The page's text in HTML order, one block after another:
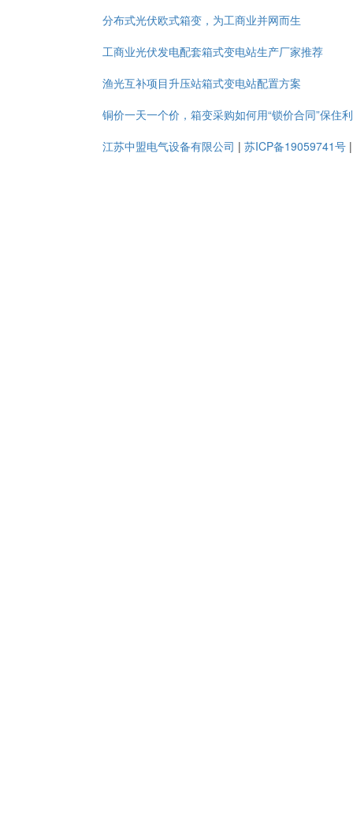
分布式光伏欧式箱变，为工商业并网而生
工商业光伏发电配套箱式变电站生产厂家推荐
渔光互补项目升压站箱式变电站配置方案
铜价一天一个价，箱变采购如何用“锁价合同”保住
江苏中盟电气设备有限公司 | 苏ICP备19059741号